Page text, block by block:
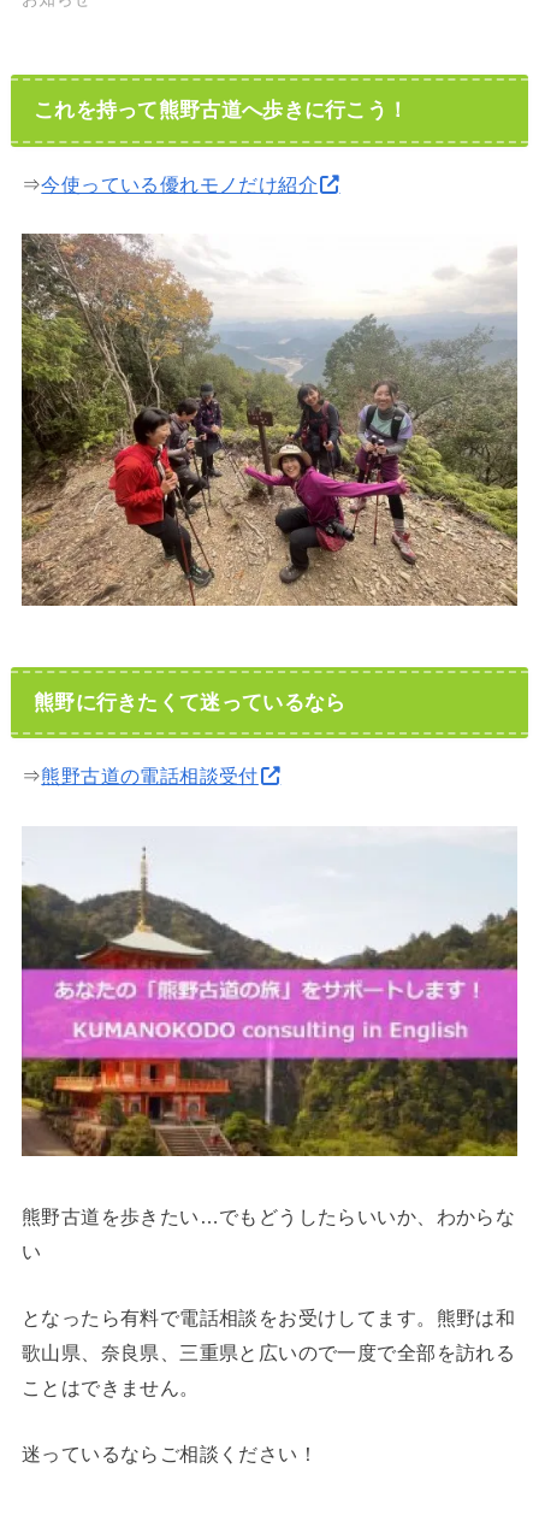
これを持って熊野古道へ歩きに行こう！
⇒今使っている優れモノだけ紹介
熊野に行きたくて迷っているなら
⇒熊野古道の電話相談受付
熊野古道を歩きたい…でもどうしたらいいか、わからな
い
となったら有料で電話相談をお受けしてます。熊野は和
歌山県、奈良県、三重県と広いので一度で全部を訪れる
ことはできません。
迷っているならご相談ください！